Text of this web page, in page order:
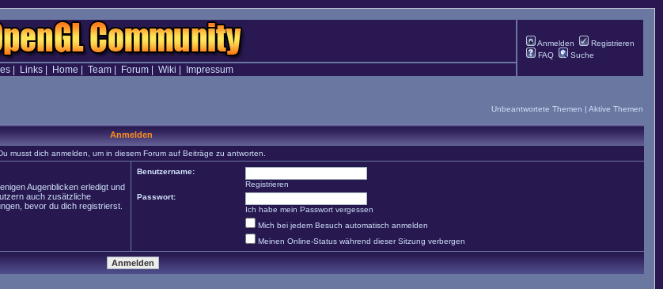
Anmelden
Registrieren
FAQ
Suche
| Links| Home Team| Forum| Wiki Impressum
Unbeantwortete Themen | Aktive Themen
Anmelden
musst dich anmelden, um in diesem Forum auf Beiträge zu antworten.
Augenblicken erledigt und
auch zusätzliche
bevor du dich registrierst.
Benutzername:
Registrieren
Passwort:
Ich habe mein Passwort vergessen
Mich bei jedem Besuch automatisch anmelden
Meinen Online-Status während dieser Sitzung verbergen